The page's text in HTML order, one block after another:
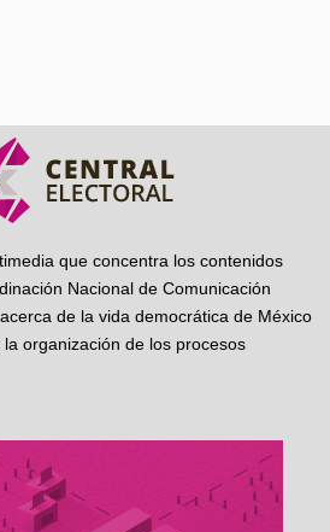
que concentra los contenidos
Nacional de Comunicación
de la vida democrática de México
organización de los procesos